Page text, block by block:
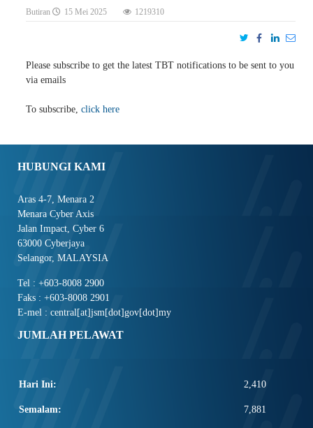
Butiran 15 Mei 2025 1219310
Please subscribe to get the latest TBT notifications to be sent to you
via emails
To subscribe, click here
HUBUNGI KAMI
Aras 4-7, Menara 2
Menara Cyber Axis
Jalan Impact, Cyber 6
63000 Cyberjaya
Selangor, MALAYSIA
Tel : +603-8008 2900
Faks : +603-8008 2901
E-mel : central[at]jsm[dot]gov[dot]my
JUMLAH PELAWAT
Hari Ini: 2,410
Semalam: 7,881